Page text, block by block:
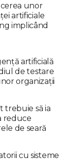
unor
artificiale
implicând
artificială
de testare
organizaţii
trebuie să ia
reduce
de seară
cu sisteme